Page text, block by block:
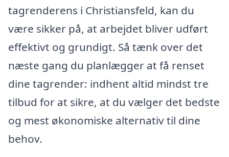
tagrenderens i Christiansfeld, kan du
være sikker på, at arbejdet bliver udført
effektivt og grundigt. Så tænk over det
næste gang du planlægger at få renset
dine tagrender: indhent altid mindst tre
tilbud for at sikre, at du vælger det bedste
og mest økonomiske alternativ til dine
behov.